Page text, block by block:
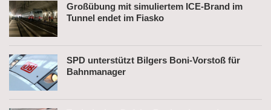
Großübung mit simuliertem ICE-Brand im
Tunnel endet im Fiasko
SPD unterstützt Bilgers Boni-Vorstoß für
Bahnmanager